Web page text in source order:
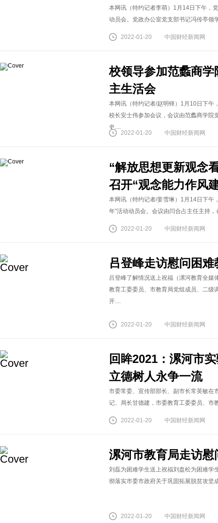
本网讯（特约记者李萌）1月14日下午，
动员会。党政办公室党支部书记冯传亭领
2022-01-20 中国财经新闻网
校领导参加范蠡商
主生活会
本网讯（特约记者/赵明铎）1月10日下午
校长安士伟参加会议，会议由范蠡商学院
史....
2022-01-20
中国财经新闻网
“解放思想更新观念
召开“观念能力作风
本网讯（特约记者/姜雪琳）1月14日下午
年”活动动员会。会议由闫合占主任主持
2022-01-20 中国财经新闻网
吕登峰走访慰问困难
吕登峰了解情况送上祝福（漯河教育全媒
教育工委委员、市教育局党组成员、二级
开....
2022-01-20 中国财经新闻网
回眸2021：漯河市
立德树人永争一流
市委常委、宣传部部长、副市长常英敏在
记、局长甘德建，市委教育工委委员、市
2022-01-20 中国财经新闻网
漯河市教育局走访
刘磊为困难学生送上祝福刘盘松为困难学
彻落实市委市政府关于巩固拓展脱贫攻坚
2022-01-20 中国财经新闻网